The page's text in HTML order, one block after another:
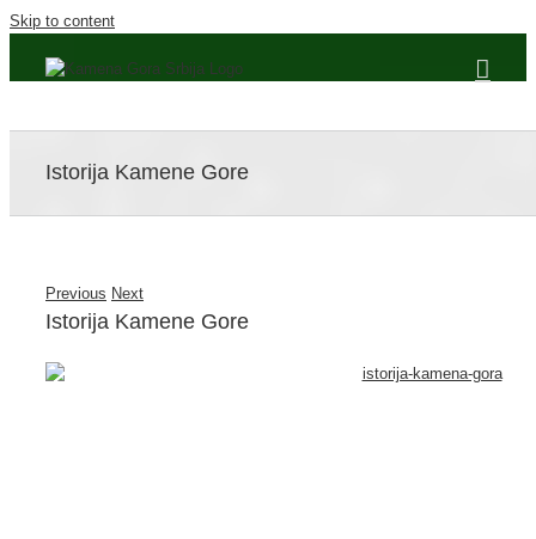
Skip to content
Istorija Kamene Gore
Previous Next
Istorija Kamene Gore